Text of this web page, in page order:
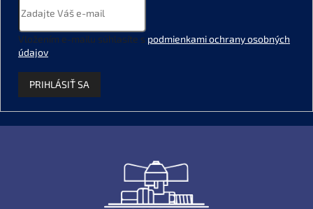
Vložením e-mailu súhlasíte s podmienkami ochrany osobných
údajov.
PRIHLÁSIŤ SA